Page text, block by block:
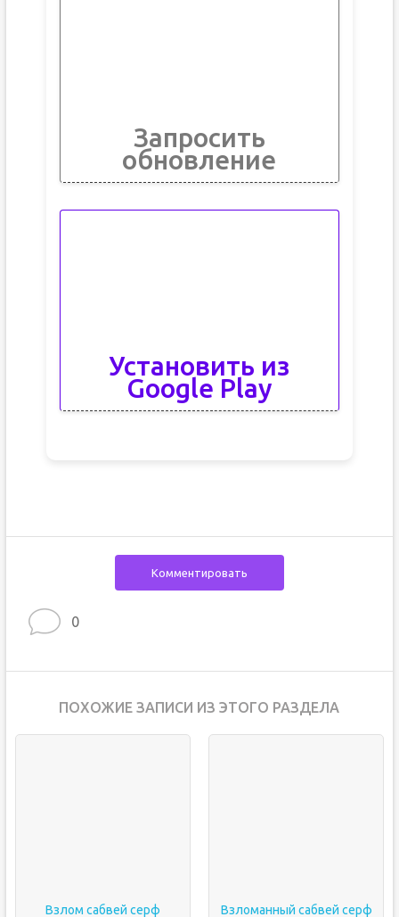
Запросить
обновление
Установить из
Google Play
Комментировать
0
ПОХОЖИЕ ЗАПИСИ ИЗ ЭТОГО РАЗДЕЛА
Взлом сабвей серф Взломанный сабвей серф